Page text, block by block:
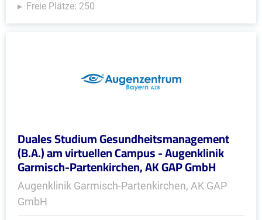
Freie Plätze: 250
Duales Studium Gesundheitsmanagement
(B.A.) am virtuellen Campus - Augenklinik
Garmisch-Partenkirchen, AK GAP GmbH
Augenklinik Garmisch-Partenkirchen, AK GAP
GmbH